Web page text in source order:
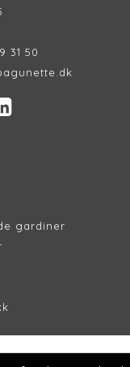
31 50
gardiner
k